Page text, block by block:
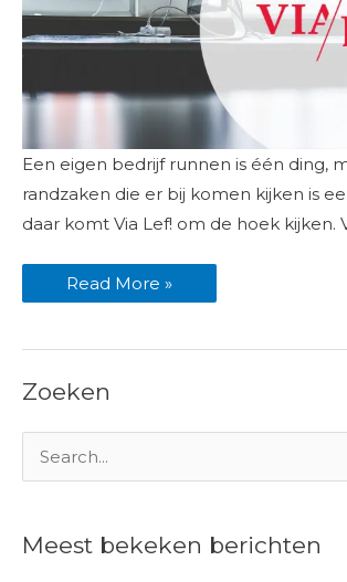
Een eigen bedrijf runnen is één ding,
randzaken die er bij komen kijken is
daar komt Via Lef! om de hoek kijken.
Via
Lef!
voiceover
opgenomen
voor
Read More »
Zoeken
Meest bekeken berichten